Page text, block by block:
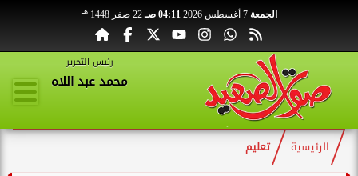
الجمعة 7 أغسطس 2026 04:11 صـ 22 صفر 1448 هـ
رئيس التحرير
محمد عبد اللاه
الرئيسية تعليم